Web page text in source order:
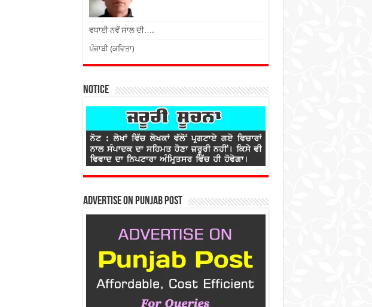
ਵਧਾਈ ਨਵੇਂ ਸਾਲ ਦੀ….
ਪੰਜਾਬੀ (ਕਵਿਤਾ)
Notice
Advertise on Punjab Post